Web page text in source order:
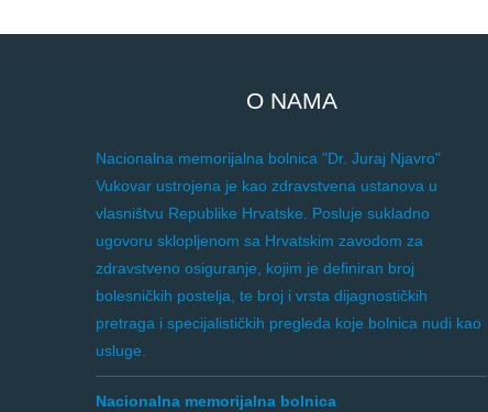
O NAMA
Nacionalna memorijalna bolnica "Dr. Juraj Njavro"
Vukovar ustrojena je kao zdravstvena ustanova u
vlasništvu Republike Hrvatske. Posluje sukladno
ugovoru sklopljenom sa Hrvatskim zavodom za
zdravstveno osiguranje, kojim je definiran broj
bolesničkih postelja, te broj i vrsta dijagnostičkih
pretraga i specijalističkih pregleda koje bolnica nudi kao
usluge.
Nacionalna memorijalna bolnica